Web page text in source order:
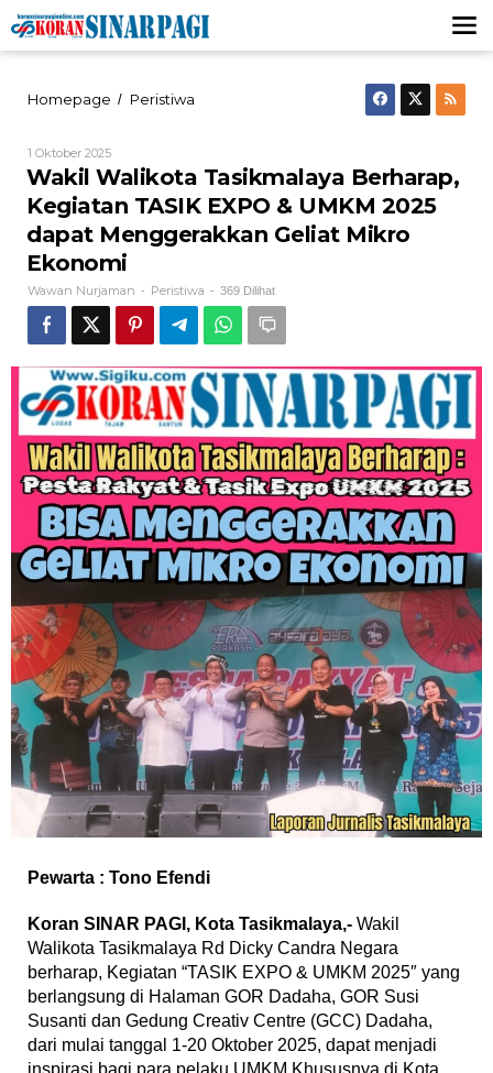
Lewati
ke
konten
Homepage / Peristiwa
Kegiatan
TASIK
EXPO
&
dapat
Menggerakkan
Geliat
Ekonomi
1 Oktober 2025Oleh
Wawan
Nurjaman
Wakil Walikota Tasikmalaya Berharap,
Kegiatan TASIK EXPO & UMKM 2025
dapat Menggerakkan Geliat Mikro
Ekonomi
Wawan Nurjaman - Peristiwa - 369 Dilihat
Pewarta : Tono Efendi
Koran SINAR PAGI, Kota Tasikmalaya,- Wakil
Walikota Tasikmalaya Rd Dicky Candra Negara
berharap, Kegiatan “TASIK EXPO & UMKM 2025″ yang
berlangsung di Halaman GOR Dadaha, GOR Susi
Susanti dan Gedung Creativ Centre (GCC) Dadaha,
dari mulai tanggal 1-20 Oktober 2025, dapat menjadi
inspirasi bagi para pelaku UMKM Khususnya di Kota